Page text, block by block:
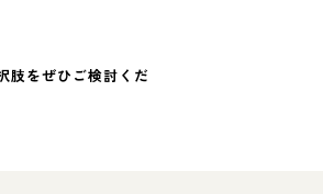
肢をぜひご検討くだ